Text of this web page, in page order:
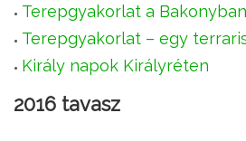
Terepgyakorlat a Bakonyban
Terepgyakorlat – egy
Király napok Királyréten
2016 tavasz